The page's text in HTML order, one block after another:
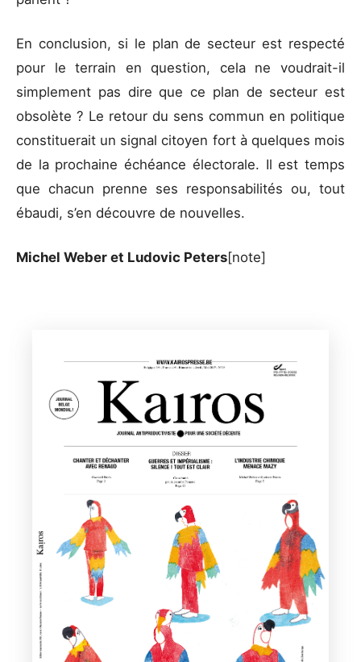
En conclusion, si le plan de secteur est respecté
pour le terrain en question, cela ne voudrait-il
simplement pas dire que ce plan de secteur est
obsolète ? Le retour du sens commun en politique
constituerait un signal citoyen fort à quelques mois
de la prochaine échéance électorale. Il est temps
que chacun prenne ses responsabilités ou, tout
ébaudi, s’en découvre de nouvelles.
Michel Weber et Ludovic Peters[note]